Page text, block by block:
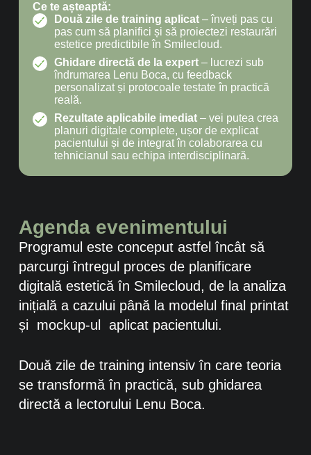
Ce te așteaptă:
Două zile de training aplicat – înveți pas cu
pas cum să planifici și să proiectezi restaurări
estetice predictibile în Smilecloud.
Ghidare directă de la expert– lucrezi sub
îndrumarea Lenu Boca, cu feedback
personalizat și protocoale testate în practică
reală.
Rezultate aplicabile imediat – vei putea crea
planuri digitale complete, ușor de explicat
pacientului și de integrat în colaborarea cu
tehnicianul sau echipa interdisciplinară.
Agenda evenimentului
Programul este conceput astfel încât să
parcurgi întregul proces de planificare
digitală estetică în Smilecloud, de la analiza
inițială a cazului până la modelul final printat
și mockup-ul aplicat pacientului.
Două zile de training intensiv în care teoria
se transformă în practică, sub ghidarea
directă a lectorului Lenu Boca.